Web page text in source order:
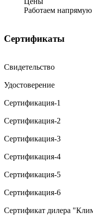
Работаем
Сертификаты
Свидетельство
Удостоверение
Сертификация-1
Сертификация-2
Сертификация-3
Сертификация-4
Сертификация-5
Сертификация-6
Сертификат дилера